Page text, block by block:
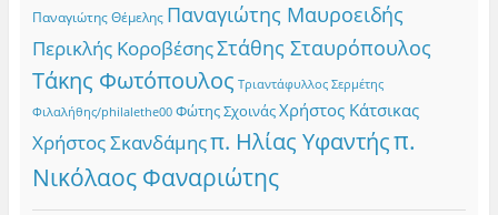
Παναγιώτης Θέμελης Παναγιώτης Μαυροειδής
Περικλής ΚοροβέσηςΣτάθης Σταυρόπουλος
Τάκης Φωτόπουλος Τριαντάφυλλος Σερμέτης
Φιλαλήθης/philalethe00 Φώτης ΣχοινάςΧρήστος Κάτσικας
Χρήστος Σκανδάμηςπ. Ηλίας Υφαντήςπ.
Νικόλαος Φαναριώτης